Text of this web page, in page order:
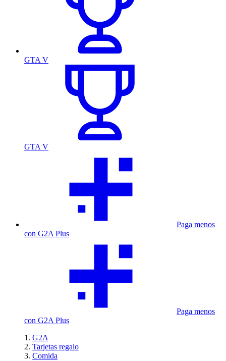
GTA V
GTA V
Paga menos
con G2A Plus
Paga menos
con G2A Plus
G2A
Tarjetas regalo
Comida